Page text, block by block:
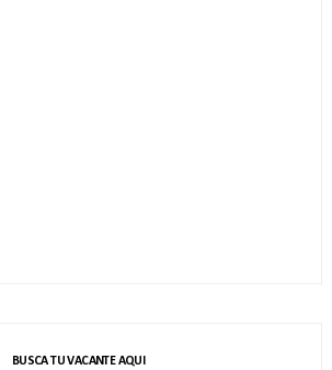
BUSCA TU VACANTE AQUI